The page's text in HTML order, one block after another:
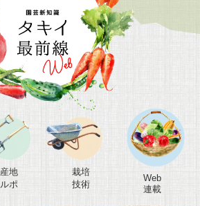
産地
ルポ
栽培
技術
Web
連載